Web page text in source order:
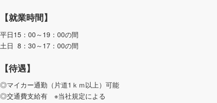
【就業時間】
平日15：00～19：00の間
土日 8：30～17：00の間
【待遇】
◎マイカー通勤（片道1ｋｍ以上）可能
◎交通費支給有 ※当社規定による